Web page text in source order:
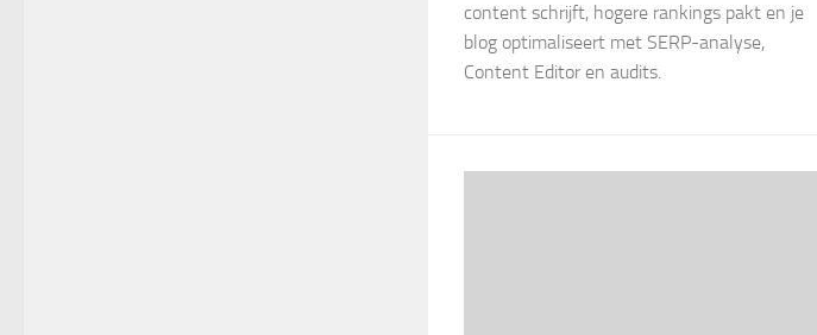
content schrijft, hogere rankings pakt en je
blog optimaliseert met SERP-analyse,
Content Editor en audits.